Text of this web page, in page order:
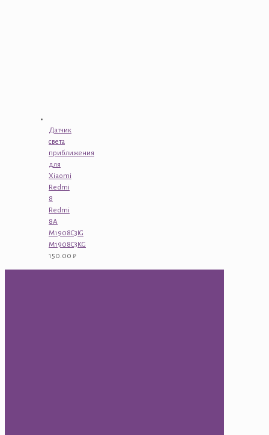
Датчик
света
приближения
для
Xiaomi
Redmi
8
Redmi
8A
M1908C3IG
M1908C3KG
150.00 ₽